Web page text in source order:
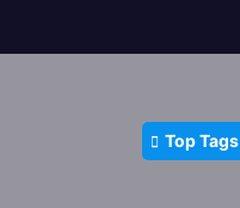
Top Tags